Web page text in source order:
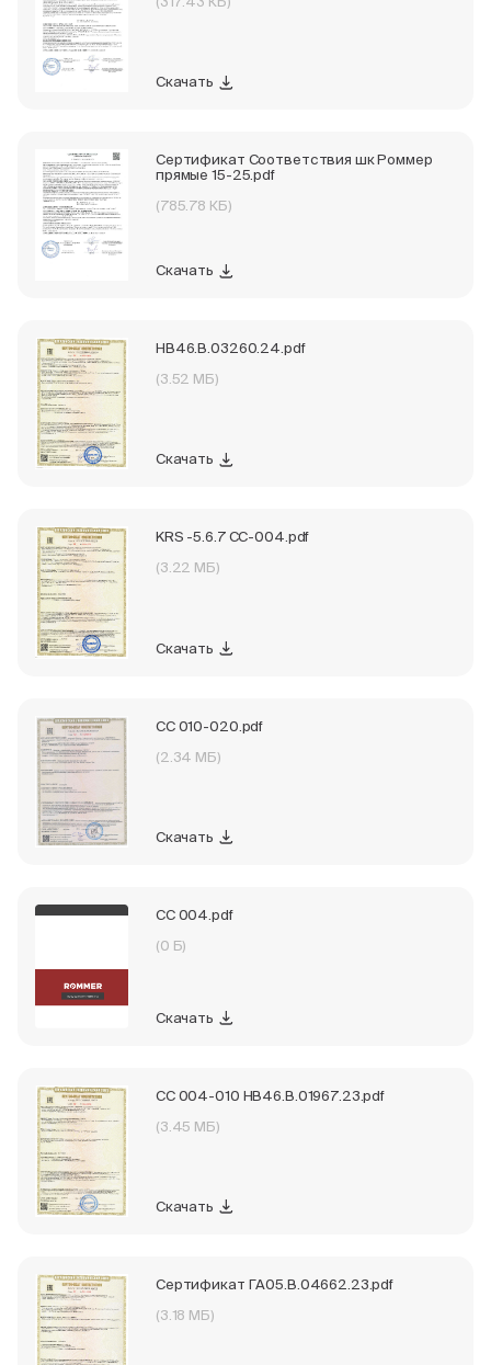
Скачать
Сертификат Соответствия шк Роммер
прямые 15-25.pdf
(785.78 КБ)
Скачать
НВ46.В.03260.24.pdf
(3.52 МБ)
Скачать
KRS -5.6.7 CC-004.pdf
(3.22 МБ)
Скачать
СС 010-020.pdf
(2.34 МБ)
Скачать
СС 004.pdf
(0 Б)
Скачать
СС 004-010 НВ46.В.01967.23.pdf
(3.45 МБ)
Скачать
Сертификат ГА05.В.04662.23.pdf
(3.18 МБ)